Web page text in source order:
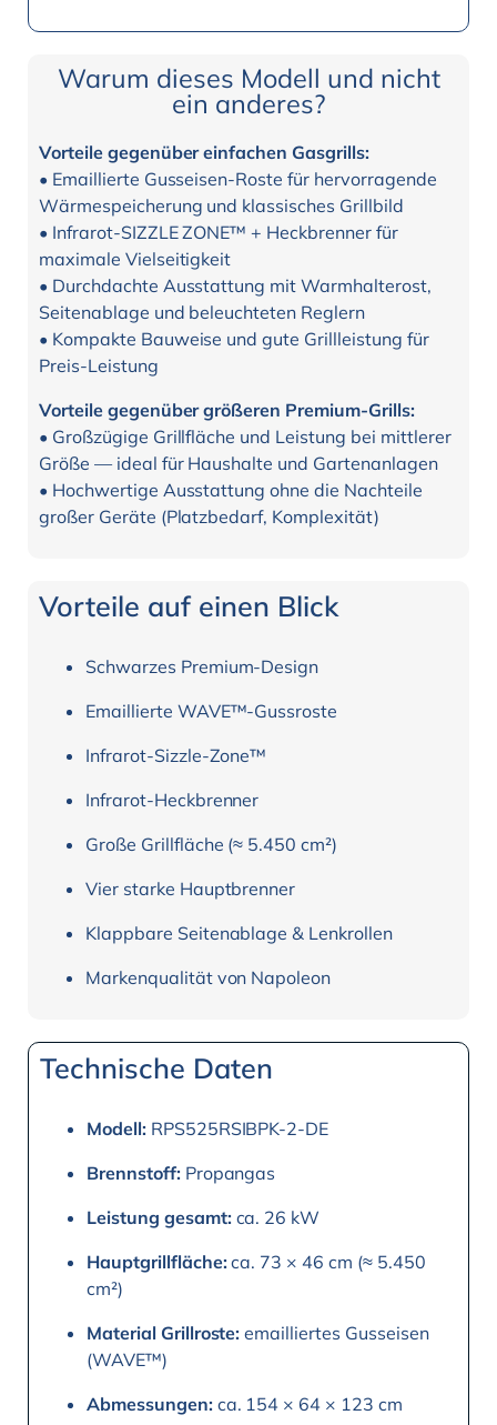
Warum dieses Modell und nicht
ein anderes?
Vorteile gegenüber einfachen Gasgrills:
• Emaillierte Gusseisen-Roste für hervorragende
Wärme­speicherung und klassisches Grillbild
• Infrarot-SIZZLE ZONE™ + Heckbrenner für
maximale Vielseitigkeit
• Durchdachte Ausstattung mit Warmhalterost,
Seitenablage und beleuchteten Reglern
• Kompakte Bauweise und gute Grillleistung für
Preis-Leistung
Vorteile gegenüber größeren Premium-Grills:
• Großzügige Grillfläche und Leistung bei mittlerer
Größe — ideal für Haushalte und Gartenanlagen
• Hochwertige Ausstattung ohne die Nachteile
großer Geräte (Platzbedarf, Komplexität)
Vorteile auf einen Blick
Schwarzes Premium-Design
Emaillierte WAVE™-Gussroste
Infrarot-Sizzle-Zone™
Infrarot-Heckbrenner
Große Grillfläche (≈ 5.450 cm²)
Vier starke Hauptbrenner
Klappbare Seitenablage & Lenkrollen
Markenqualität von Napoleon
Technische Daten
Modell:RPS525RSIBPK-2-DE
Brennstoff:Propangas
Leistung gesamt:ca. 26 kW
Hauptgrillfläche:ca. 73 × 46 cm (≈ 5.450
cm²)
Material Grillroste: emailliertes Gusseisen
(WAVE™)
Abmessungen:ca. 154 × 64 × 123 cm